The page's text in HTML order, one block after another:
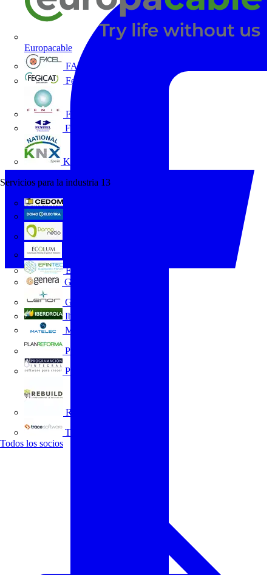
Europacable
FACEL
Fegicat
FENIE
FENITEL
KNX España
Servicios para la industria 13
Efintec
GENERA
Grupo Lenor
Iberdrola
MATELEC
Plan Reforma
Programación Integral
REBUILD
Trace Software
Todos los socios